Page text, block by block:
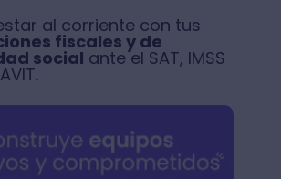
al corriente con tus
fiscales y de
social ante el SAT, IMSS